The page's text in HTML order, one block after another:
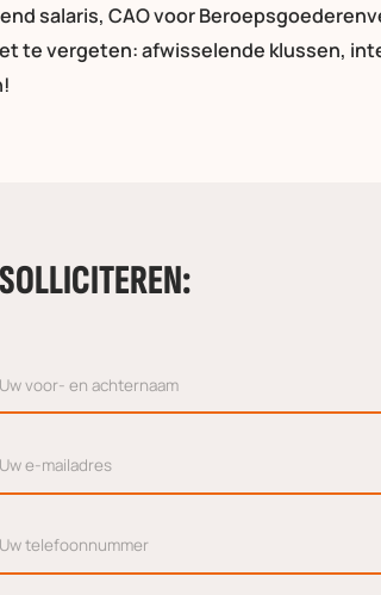
salaris, CAO voor
te vergeten: afwisselende klussen,
SOLLICITEREN: